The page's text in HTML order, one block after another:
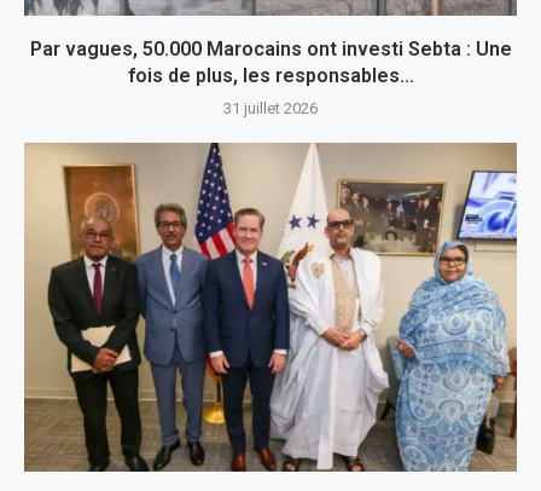
Par vagues, 50.000 Marocains ont investi Sebta : Une
fois de plus, les responsables...
31 juillet 2026